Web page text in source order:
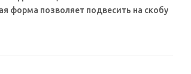
форма позволяет подвесить на скобу